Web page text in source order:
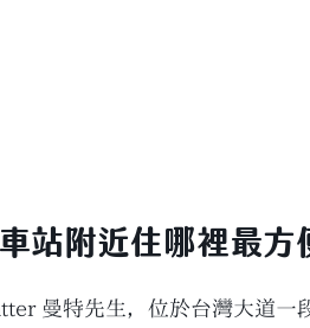
站附近住哪裡最方
曼特先生，位於台灣大道一